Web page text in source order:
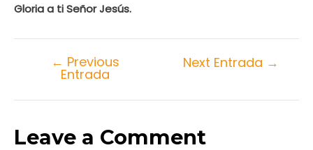
Gloria a ti Señor Jesús.
← Previous
Entrada
Next Entrada →
Leave a Comment